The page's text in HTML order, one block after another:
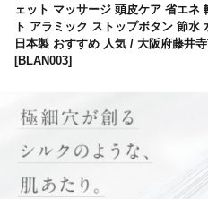
ェット マッサージ 頭皮ケア 省エネ
ト アラミック ストップボタン 節
日本製 おすすめ 人気 / 大阪府藤井
[BLAN003]